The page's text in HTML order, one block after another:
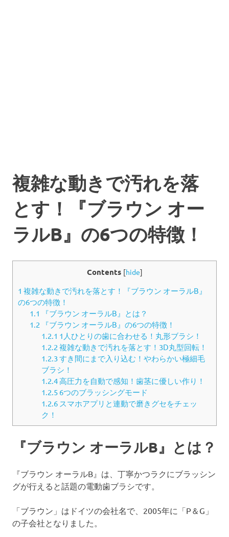
複雑な動きで汚れを落
とす！『ブラウン オー
ラルB』の6つの特徴！
Contents [hide]
1 複雑な動きで汚れを落とす！『ブラウン オーラルB』
の6つの特徴！
1.1 『ブラウン オーラルB』とは？
1.2 『ブラウン オーラルB』の6つの特徴！
1.2.1 1人ひとりの歯に合わせる！丸形ブラシ！
1.2.2 複雑な動きで汚れを落とす！3D丸型回転！
1.2.3すき間にまで入り込む！やわらかい極細毛
ブラシ！
1.2.4高圧力を自動で感知！歯茎に優しい作り！
1.2.56つのブラッシングモード
1.2.6スマホアプリと連動で磨きグセをチェッ
ク！
『ブラウン オーラルB』とは？
『ブラウン オーラルB』は、丁寧かつラクにブラッシン
グが行えると話題の電動歯ブラシです。
「ブラウン」はドイツの会社名で、2005年に「P＆G」
の子会社となりました。